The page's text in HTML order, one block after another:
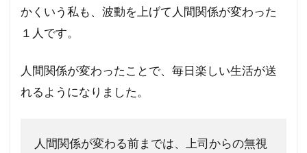
かくいう私も、波動を上げて人間関係が変わった
１人です。
人間関係が変わったことで、毎日楽しい生活が送
れるようになりました。
人間関係が変わる前までは、上司からの無視